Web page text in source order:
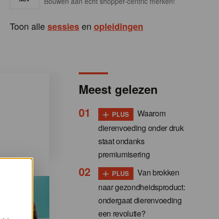
Toon allesessiesen opleidingen
Meest gelezen
+ PLUS
Waarom
dierenvoeding onder druk
staat ondanks
premiumisering
+ PLUS
Van brokken
naar gezondheidsproduct:
ondergaat dierenvoeding
een revolutie?